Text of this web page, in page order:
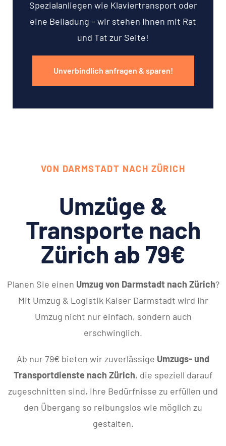
Spezialanliegen wie Klaviertransport oder
eine Beiladung – wir stehen Ihnen mit Rat
und Tat zur Seite!
Unverbindlich anfragen & sparen!
VON DARMSTADT NACH ZÜRICH
Umzüge &
Transporte nach
Zürich ab 79€
Planen Sie einen Umzug von Darmstadt nach Zürich?
Mit Umzug & Logistik Kaiser Darmstadt wird Ihr
Umzug nicht nur einfach, sondern auch
erschwinglich.
Ab nur 79€ bieten wir zuverlässige Umzugs- und
Transportdienste nach Zürich, die speziell darauf
zugeschnitten sind, Ihre Bedürfnisse zu erfüllen und
den Übergang so reibungslos wie möglich zu
gestalten.